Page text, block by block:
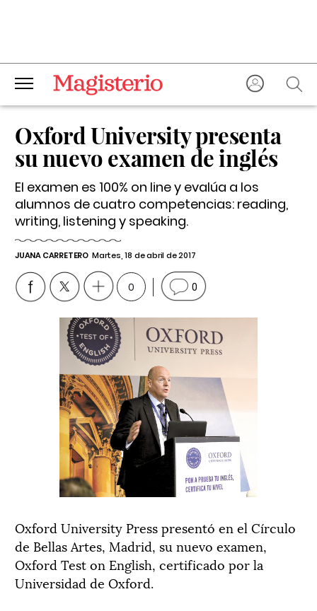
Oxford University presenta
su nuevo examen de inglés
El examen es 100% on line y evalúa a los
alumnos de cuatro competencias: reading,
writing, listening y speaking.
JUANA CARRETERO Martes, 18 de abril de 2017
0 0
Oxford University Press presentó en el Círculo
de Bellas Artes, Madrid, su nuevo examen,
Oxford Test on English, certificado por la
Universidad de Oxford.